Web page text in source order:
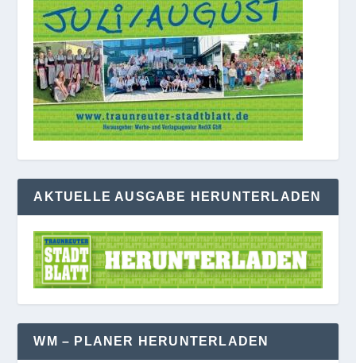
AKTUELLE AUSGABE HERUNTERLADEN
WM – PLANER HERUNTERLADEN